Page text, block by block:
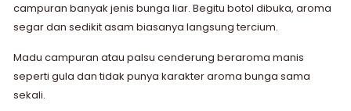
campuran banyak jenis bunga liar. Begitu botol dibuka, aroma
segar dan sedikit asam biasanya langsung tercium.
Madu campuran atau palsu cenderung beraroma manis
seperti gula dan tidak punya karakter aroma bunga sama
sekali.